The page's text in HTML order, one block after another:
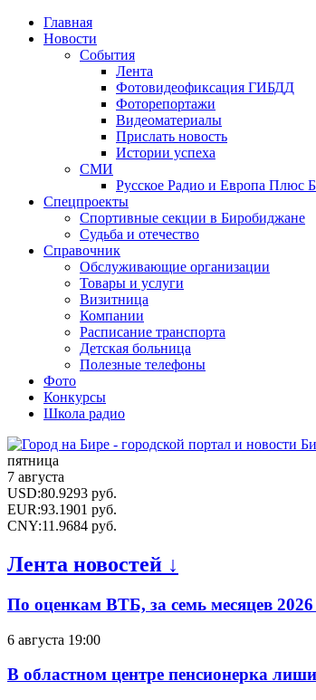
Главная
Новости
События
Лента
Фотовидеофиксация ГИБДД
Фоторепортажи
Видеоматериалы
Прислать новость
Истории успеха
СМИ
Русское Радио и Европа Плюс
Спецпроекты
Спортивные секции в Биробиджане
Судьба и отечество
Справочник
Обслуживающие организации
Товары и услуги
Визитница
Компании
Расписание транспорта
Детская больница
Полезные телефоны
Фото
Конкурсы
Школа радио
пятница
7 августа
USD:80.9293 руб.
EUR:93.1901 руб.
CNY:11.9684 руб.
Лента новостей ↓
По оценкам ВТБ, за семь месяцев
6 августа 19:00
В областном центре пенсионерка